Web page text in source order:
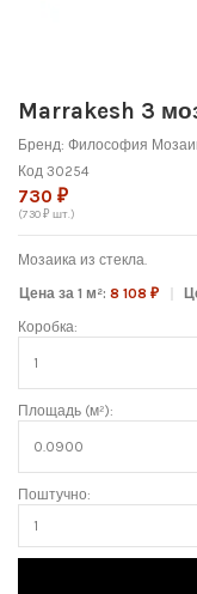
Marrakesh 3
Бренд: Философия
Код 30254
730 ₽
(730 ₽ шт.)
Мозаика из стекла.
Цена за 1 м²:8 108 ₽
Коробка:
Площадь (м²):
Поштучно: